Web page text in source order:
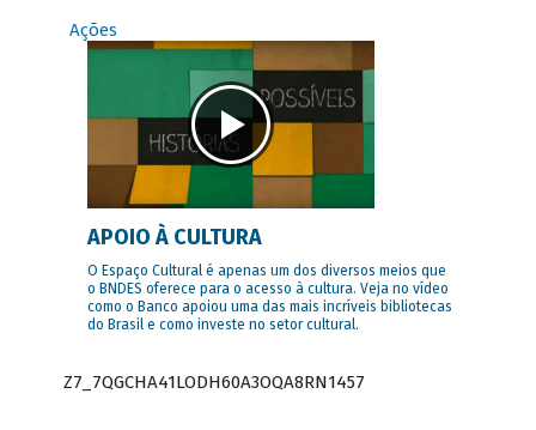
Ações
APOIO À CULTURA
O Espaço Cultural é apenas um dos diversos meios que
o BNDES oferece para o acesso à cultura. Veja no vídeo
como o Banco apoiou uma das mais incríveis bibliotecas
do Brasil e como investe no setor cultural.
Z7_7QGCHA41LODH60A3OQA8RN1457